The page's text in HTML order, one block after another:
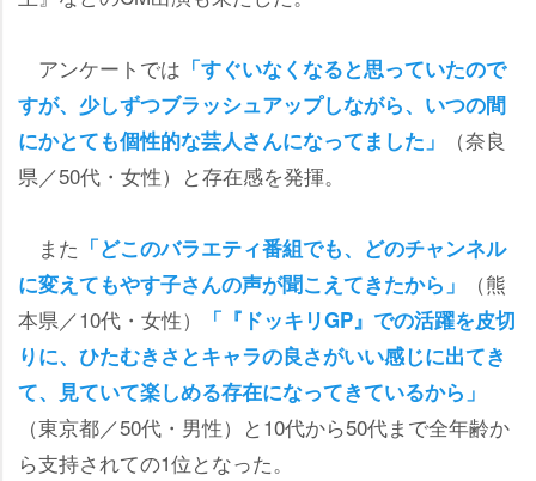
アンケートでは 「すぐいなくなると思っていたので
すが、少しずつブラッシュアップしながら、いつの間
にかとても個性的な芸人さんになってました」
（奈良
県／50代・女性）と存在感を発揮。
また 「どこのバラエティ番組でも、どのチャンネル
に変えてもやす子さんの声が聞こえてきたから」
（熊
本県／10代・女性）
「『ドッキリGP』での活躍を皮切
りに、ひたむきさとキャラの良さがいい感じに出てき
て、見ていて楽しめる存在になってきているから」
（東京都／50代・男性）と10代から50代まで全年齢か
ら支持されての1位となった。